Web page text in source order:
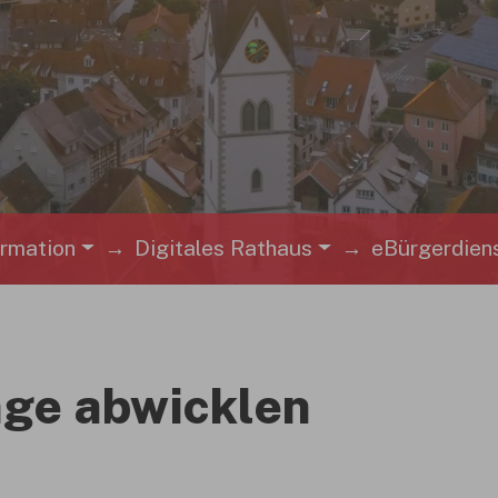
Digitales Rathaus
abwicklen